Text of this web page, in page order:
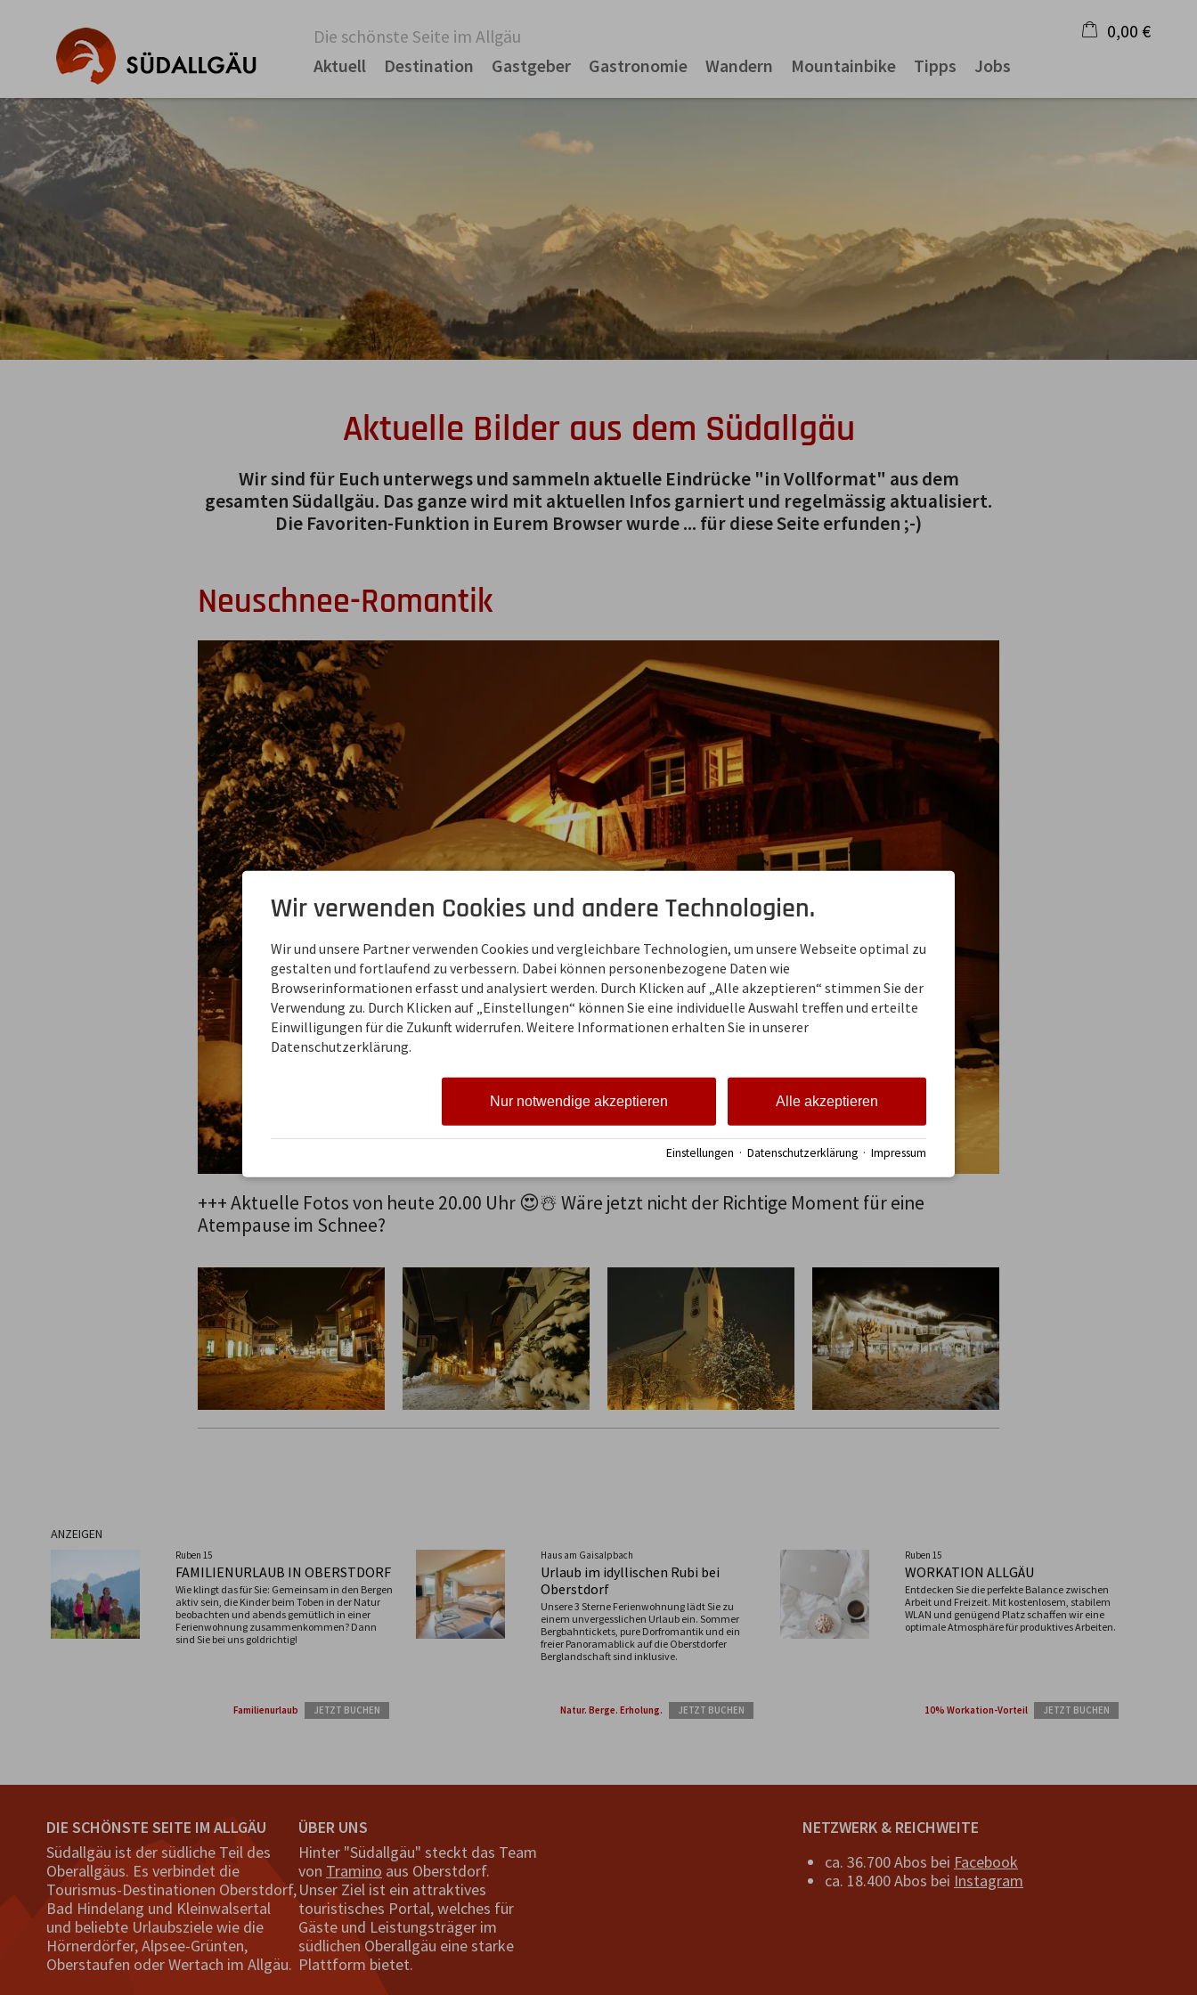
Die schönste Seite im Allgäu
Aktuell
Destination Gastgeber Gastronomie Wandern Mountainbike Tipps Jobs
0,00 €
Warenkorb ist leer
Aktuelle Bilder aus dem Südallgäu
Wir sind für Euch unterwegs und sammeln aktuelle Eindrücke "in Vollformat" aus dem
gesamten Südallgäu. Das ganze wird mit aktuellen Infos garniert und regelmässig aktualisiert.
Die Favoriten-Funktion in Eurem Browser wurde ... für diese Seite erfunden ;-)
Neuschnee-Romantik
+++ Aktuelle Fotos von heute 20.00 Uhr 😍☃️ Wäre jetzt nicht der Richtige Moment für eine
Atempause im Schnee?
ANZEIGEN
Ruben 15
FAMILIENURLAUB IN OBERSTDORF
Wie klingt das für Sie: Gemeinsam in den Bergen
aktiv sein, die Kinder beim Toben in der Natur
beobachten und abends gemütlich in einer
Ferienwohnung zusammenkommen? Dann
sind Sie bei uns goldrichtig!
Familienurlaub JETZT BUCHEN
Haus am Gaisalpbach
Urlaub im idyllischen Rubi bei
Oberstdorf
Unsere 3 Sterne Ferienwohnung lädt Sie zu
einem unvergesslichen Urlaub ein. Sommer
Bergbahntickets, pure Dorfromantik und ein
freier Panoramablick auf die Oberstdorfer
Berglandschaft sind inklusive.
Natur. Berge. Erholung. JETZT BUCHEN
Ruben 15
WORKATION ALLGÄU
Entdecken Sie die perfekte Balance zwischen
Arbeit und Freizeit. Mit kostenlosem, stabilem
WLAN und genügend Platz schaffen wir eine
optimale Atmosphäre für produktives Arbeiten.
10% Workation-Vorteil JETZT BUCHEN
DIE SCHÖNSTE SEITE IM ALLGÄU
Südallgäu ist der südliche Teil des
Oberallgäus. Es verbindet die
Tourismus-Destinationen Oberstdorf,
Bad Hindelang und Kleinwalsertal
und beliebte Urlaubsziele wie die
Hörnerdörfer, Alpsee-Grünten,
Oberstaufen oder Wertach im Allgäu.
ÜBER UNS
Hinter "Südallgäu" steckt das Team
von Tramino aus Oberstdorf.
Unser Ziel ist ein attraktives
touristisches Portal, welches für
Gäste und Leistungsträger im
südlichen Oberallgäu eine starke
Plattform bietet.
NETZWERK & REICHWEITE
ca. 36.700 Abos bei Facebook
ca. 18.400 Abos bei Instagram
Wir verwenden Cookies und andere Technologien.
Wir und unsere Partner verwenden Cookies und vergleichbare Technologien, um unsere Webseite optimal zu
gestalten und fortlaufend zu verbessern. Dabei können personenbezogene Daten wie
Browserinformationen erfasst und analysiert werden. Durch Klicken auf „Alle akzeptieren“ stimmen Sie der
Verwendung zu. Durch Klicken auf „Einstellungen“ können Sie eine individuelle Auswahl treffen und erteilte
Einwilligungen für die Zukunft widerrufen. Weitere Informationen erhalten Sie in unserer
Datenschutzerklärung.
Alle akzeptieren
Nur notwendige akzeptieren
Einstellungen · Datenschutzerklärung · Impressum